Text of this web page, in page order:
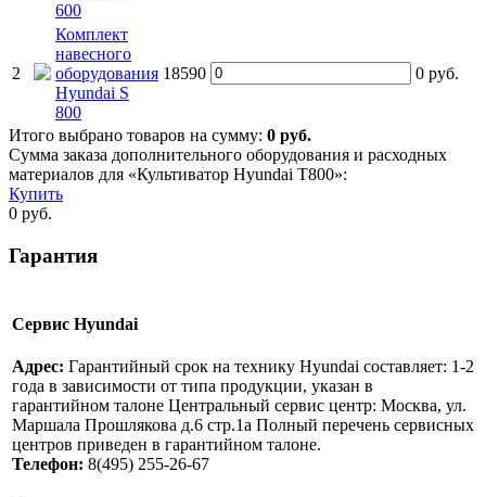
600
2
Комплект
навесного
оборудования
Hyundai S
800
18590 0 руб.
Итого выбрано товаров на сумму: 0 руб.
Сумма заказа дополнительного оборудования и расходных
материалов для «Культиватор Hyundai T800»:
Купить
0 руб.
Гарантия
Сервис Hyundai
Адрес: Гарантийный срок на технику Hyundai составляет: 1-2
года в зависимости от типа продукции, указан в
гарантийном талоне Центральный сервис центр: Москва, ул.
Маршала Прошлякова д.6 стр.1а Полный перечень сервисных
центров приведен в гарантийном талоне.
Телефон: 8(495) 255-26-67